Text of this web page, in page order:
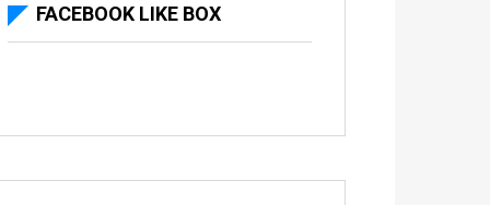
FACEBOOK LIKE BOX